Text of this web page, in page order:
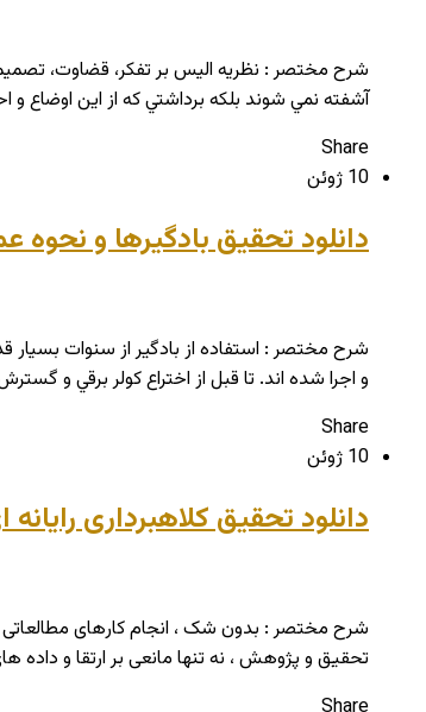
شرح مختصر : نظريه اليس بر تفكر، قضاوت، تصميم
آشفته نمي شوند بلكه برداشتي كه از اين اوضاع و
Share
10 ژوئن
دانلود تحقیق بادگیرها و نحوه
شرح مختصر : استفاده از بادگير از سنوات
و اجرا شده اند. تا قبل از اختراع كولر برقي و
Share
10 ژوئن
دانلود تحقیق کلاهبرداری رایانه
شرح مختصر : بدون شک ، انجام کارهای
تحقیق و پژوهش ، نه تنها مانعی بر ارتقا و